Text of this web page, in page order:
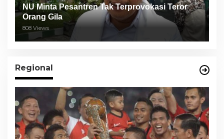
NU Minta Pesantren Tak Terprovokasi Teror
Orang Gila
808 Views
Regional